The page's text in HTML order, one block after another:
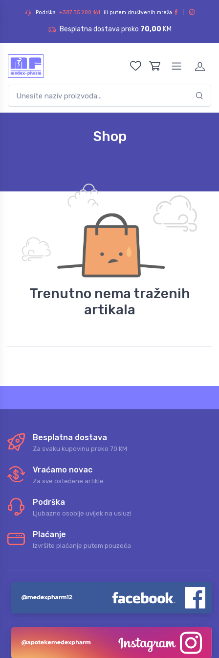
Podrška +387 35 280 161 ili putem društvenih mreža
Besplatna dostava preko 70,00 KM
Shop
Trenutno nema traženih
artikala
Besplatna dostava
Za svaku kupovinu preko 70 KM
Vraćamo novac
Za sve ostećene artikle
Podrška
Ljubazno osoblje uvijek na usluzi
Plaćanje
Izvršite plaćanje putem pouzeća